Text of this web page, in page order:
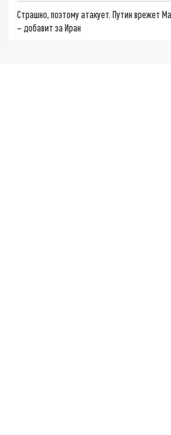
Страшно, поэтому атакует. Путин врежет
– добавит за Иран